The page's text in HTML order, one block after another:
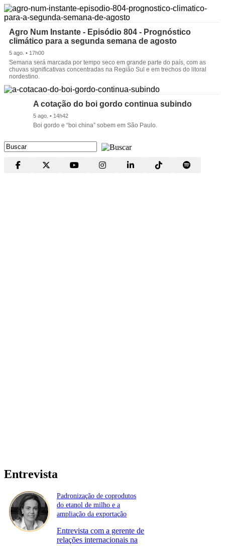
Agro Num Instante - Episódio 804 - Prognóstico
climático para a segunda semana de agosto
5 ago. • 17h00
Semana será marcada por tempo seco em grande parte do país, com as
chuvas significativas concentradas na Região Sul e em trechos do litoral
nordestino.
A cotação do boi gordo continua subindo
5 ago. • 14h42
Boi gordo e “boi china” sobem em São Paulo.
Entrevista
Padronização de coprodutos
do etanol de milho e a
ampliação da exportação
Entrevista com a gerente de
relações internacionais na